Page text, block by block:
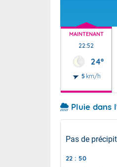
MAINTENANT
22:52
24°
5 km/h
Pluie dans
Pas de
22 : 50